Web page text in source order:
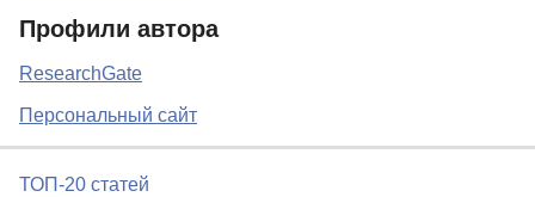
Публикации
Профили автора
ResearchGate
Персональный сайт
ТОП-20 статей